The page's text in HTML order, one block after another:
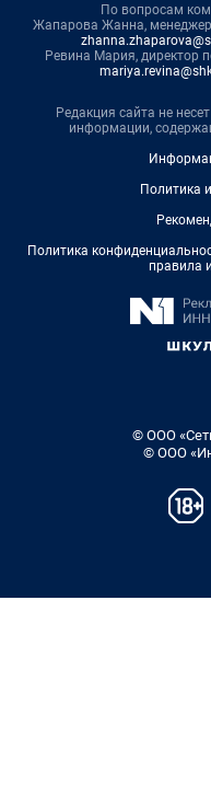
По вопросам
Жапарова Жанна,
Ревина Мария, директор
Редакция сайта не
информации,
Политика
Политика
правила
© ООО
© ООО